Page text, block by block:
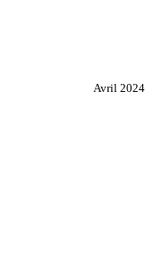
Avril 2024